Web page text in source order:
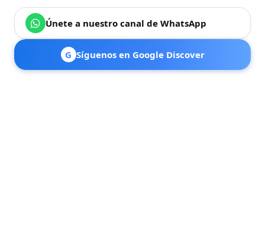
Únete a nuestro canal de WhatsApp
G Síguenos en Google Discover